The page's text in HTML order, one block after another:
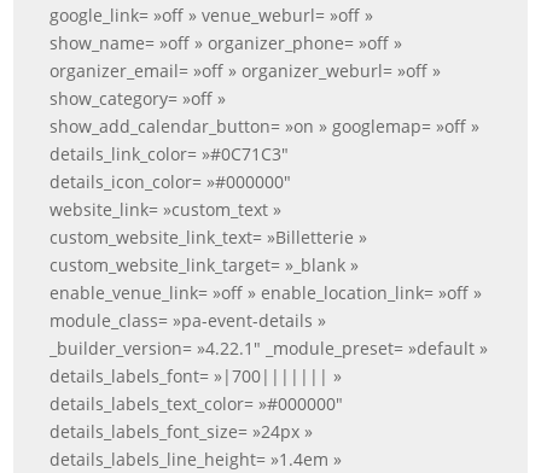
google_link= »off » venue_weburl= »off »
show_name= »off » organizer_phone= »off »
organizer_email= »off » organizer_weburl= »off »
show_category= »off »
show_add_calendar_button= »on » googlemap= »off »
details_link_color= »#0C71C3″
details_icon_color= »#000000″
website_link= »custom_text »
custom_website_link_text= »Billetterie »
custom_website_link_target= »_blank »
enable_venue_link= »off » enable_location_link= »off »
module_class= »pa-event-details »
_builder_version= »4.22.1″ _module_preset= »default »
details_labels_font= »|700||||||| »
details_labels_text_color= »#000000″
details_labels_font_size= »24px »
details_labels_line_height= »1.4em »